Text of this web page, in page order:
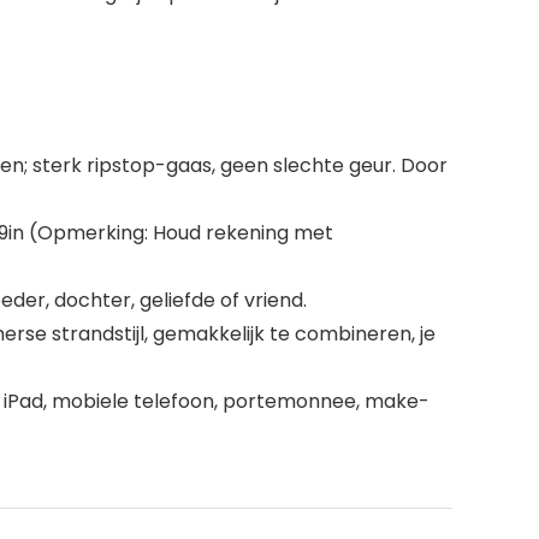
sterk ripstop-gaas, geen slechte geur. Door
(Opmerking: Houd rekening met
dochter, geliefde of vriend.
strandstijl, gemakkelijk te combineren, je
mobiele telefoon, portemonnee, make-